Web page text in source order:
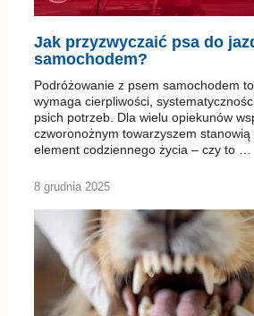
Jak przyzwyczaić psa do
samochodem?
Podróżowanie z psem samochodem
wymaga cierpliwości,
psich potrzeb. Dla wielu opiekunów
czworonożnym towarzyszem stanowią
element codziennego życia – czy to …
8 grudnia 2025